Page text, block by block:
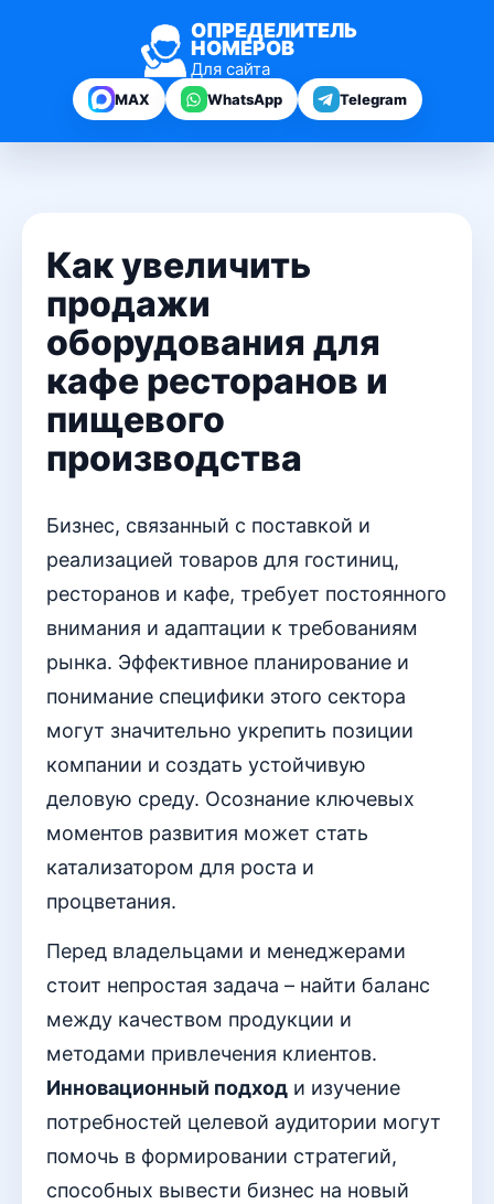
ОПРЕДЕЛИТЕЛЬ
НОМЕРОВ
Для сайта
MAX WhatsApp Telegram
Как увеличить
продажи
оборудования для
кафе ресторанов и
пищевого
производства
Бизнес, связанный с поставкой и
реализацией товаров для гостиниц,
ресторанов и кафе, требует постоянного
внимания и адаптации к требованиям
рынка. Эффективное планирование и
понимание специфики этого сектора
могут значительно укрепить позиции
компании и создать устойчивую
деловую среду. Осознание ключевых
моментов развития может стать
катализатором для роста и
процветания.
Перед владельцами и менеджерами
стоит непростая задача – найти баланс
между качеством продукции и
методами привлечения клиентов.
Инновационный подход и изучение
потребностей целевой аудитории могут
помочь в формировании стратегий,
способных вывести бизнес на новый